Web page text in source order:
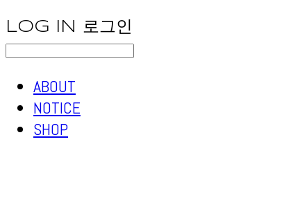
LOG IN 로그인
ABOUT
NOTICE
SHOP